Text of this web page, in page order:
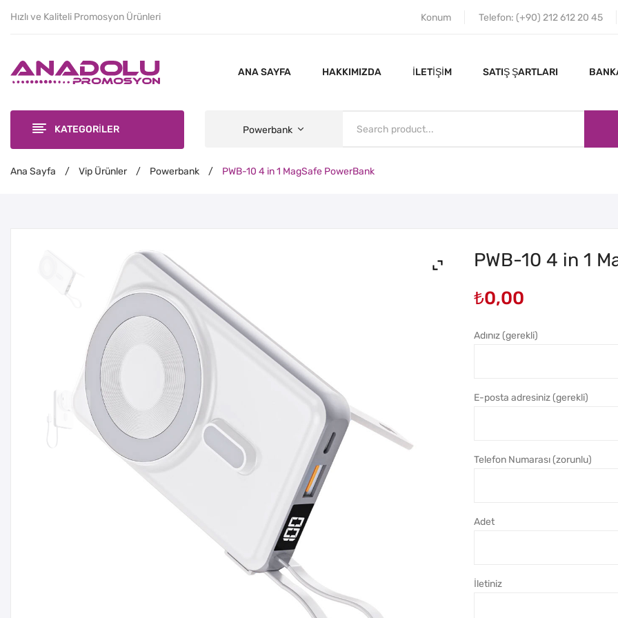
Hızlı ve Kaliteli Promosyon Ürünleri Konum Telefon: (+90) 212 612 20 45
ANA SAYFA HAKKIMIZDA İLETIŞIM SATIŞ ŞARTLARI
KATEGORİLER Powerbank
Ana Sayfa / Vip Ürünler / Powerbank / PWB-10 4 in 1 MagSafe PowerBank
PWB-10 4 in 1
₺0,00
Adınız (gerekli)
E-posta adresiniz (gerekli)
Telefon Numarası (zorunlu)
Adet
İletiniz